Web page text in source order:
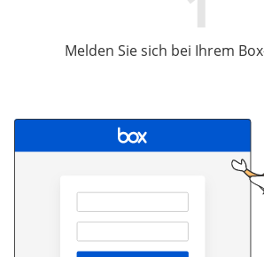
Melden Sie sich bei Ihrem